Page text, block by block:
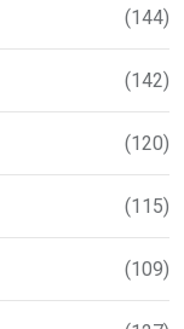
(144)
(142)
(120)
(115)
(109)